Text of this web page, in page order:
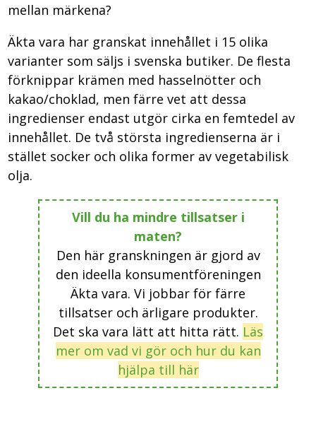
mellan märkena?
Äkta vara har granskat innehållet i 15 olika
varianter som säljs i svenska butiker. De flesta
förknippar krämen med hasselnötter och
kakao/choklad, men färre vet att dessa
ingredienser endast utgör cirka en femtedel av
innehållet. De två största ingredienserna är i
stället socker och olika former av vegetabilisk
olja.
Vill du ha mindre tillsatser i
maten?
Den här granskningen är gjord av
den ideella konsumentföreningen
Äkta vara. Vi jobbar för färre
tillsatser och ärligare produkter.
Det ska vara lätt att hitta rätt. Läs
mer om vad vi gör och hur du kan
hjälpa till här